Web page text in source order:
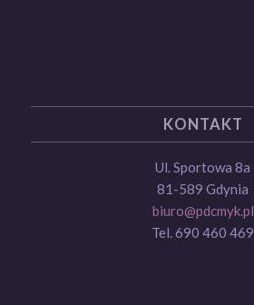
KONTAKT
Ul. Sportowa 8a
81-589 Gdynia
biuro@pdcmyk.pl
Tel. 690 460 469